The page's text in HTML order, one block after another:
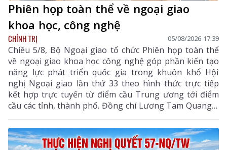
Phiên họp toàn thể về ngoại giao
khoa học, công nghệ
CHÍNH TRỊ 05/08/2026 17:39
Chiều 5/8, Bộ Ngoại giao tổ chức Phiên họp toàn thể
về ngoại giao khoa học công nghệ góp phần kiến tạo
năng lực phát triển quốc gia trong khuôn khổ Hội
nghị Ngoại giao lần thứ 33 theo hình thức trực tiếp
kết hợp trực tuyến từ điểm cầu Trung ương tới điểm
cầu các tỉnh, thành phố. Đồng chí Lương Tam Quang –
Uỷ viên Bộ Chính trị, Bộ trưởng Bộ Công an, Phó
Trưởng ban Thường trực Ban Chỉ đạo Trung ương
thực hiện Nghị quyết số 57-NQ/TW của Bộ Chính trị